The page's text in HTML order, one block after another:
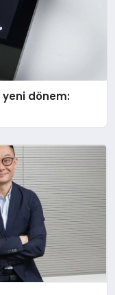
yeni dönem: